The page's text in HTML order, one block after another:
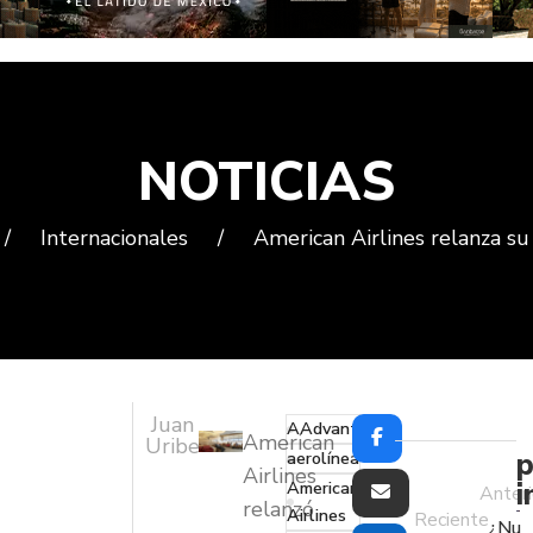
NOTICIAS
/ Internacionales / American Airlines relanza
Juan
Uribe
American
Airlines
relanzó
AAdvantage
aerolínea
American
Airlines
Reciente